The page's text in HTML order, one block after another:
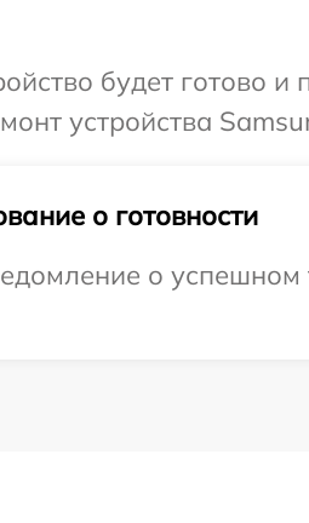
будет готово
устройства
о готовности
о успешном